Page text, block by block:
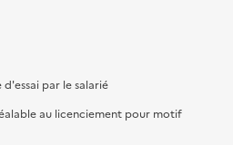
par le salarié
au licenciement pour motif